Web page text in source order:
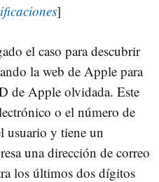
]
el caso para descubrir
la web de Apple para
de Apple‌ olvidada. Este
o el número de
usuario y tiene un
una dirección de correo
los últimos dos dígitos